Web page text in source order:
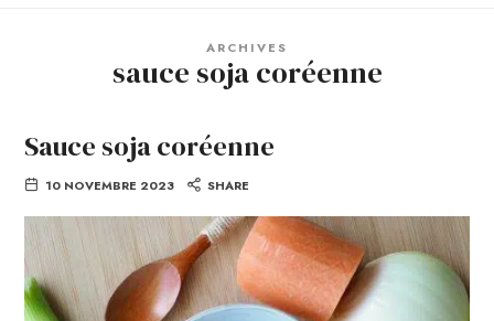
ARCHIVES
sauce soja coréenne
Sauce soja coréenne
10 NOVEMBRE 2023 SHARE